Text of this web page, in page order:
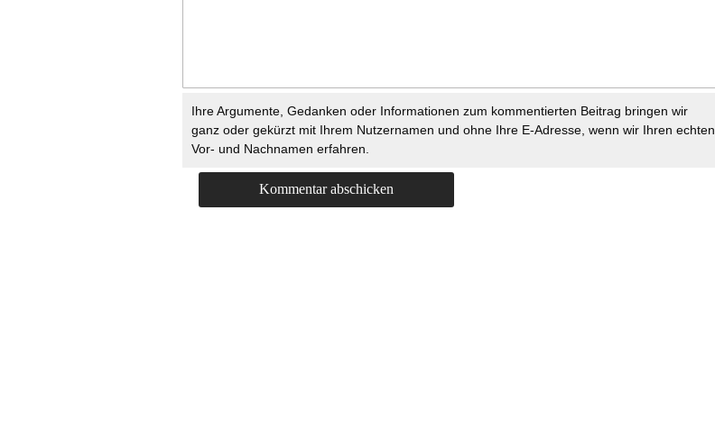
Ihre Argumente, Gedanken oder Informationen zum kommentierten Beitrag bringen wir
ganz oder gekürzt mit Ihrem Nutzernamen und ohne Ihre E-Adresse, wenn wir Ihren echten
Vor- und Nachnamen erfahren.